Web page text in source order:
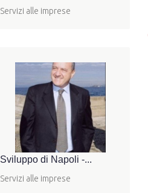
Servizi alle imprese
Sviluppo di Napoli -...
Servizi alle imprese